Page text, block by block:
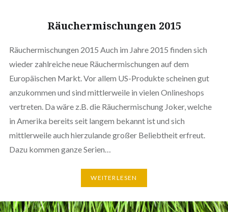
Räuchermischungen 2015
Räuchermischungen 2015 Auch im Jahre 2015 finden sich
wieder zahlreiche neue Räuchermischungen auf dem
Europäischen Markt. Vor allem US-Produkte scheinen gut
anzukommen und sind mittlerweile in vielen Onlineshops
vertreten. Da wäre z.B. die Räuchermischung Joker, welche
in Amerika bereits seit langem bekannt ist und sich
mittlerweile auch hierzulande großer Beliebtheit erfreut.
Dazu kommen ganze Serien…
WEITERLESEN